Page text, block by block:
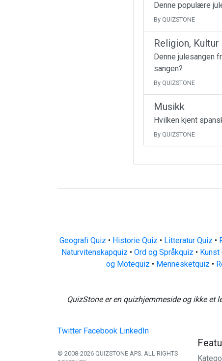
Denne populære
By QUIZSTONE
Religion,
Denne julesangen
sangen?
By QUIZSTONE
Musikk
Hvilken kjent
By QUIZSTONE
Geografi Quiz • Historie Quiz • Litteratur Quiz •
Naturvitenskapquiz • Ord og Språkquiz • Kunst
og Motequiz • Mennesketquiz •
QuizStone er en quizhjemmeside og ikke
Twitter Facebook LinkedIn
© 2008-2026 QUIZSTONE APS. ALL RIGHTS